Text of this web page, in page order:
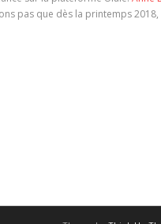
pas que dès la printemps 2018,